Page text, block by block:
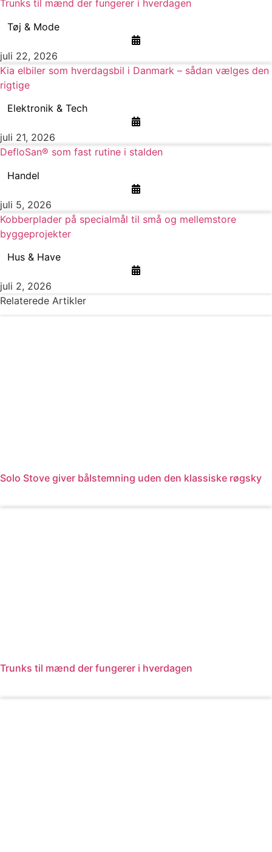
Trunks til mænd der fungerer i hverdagen
Tøj & Mode
juli 22, 2026
Kia elbiler som hverdagsbil i Danmark – sådan vælges den
rigtige
Elektronik & Tech
juli 21, 2026
DefloSan® som fast rutine i stalden
Handel
juli 5, 2026
Kobberplader på specialmål til små og mellemstore
byggeprojekter
Hus & Have
juli 2, 2026
Relaterede Artikler
Solo Stove giver bålstemning uden den klassiske røgsky
Trunks til mænd der fungerer i hverdagen